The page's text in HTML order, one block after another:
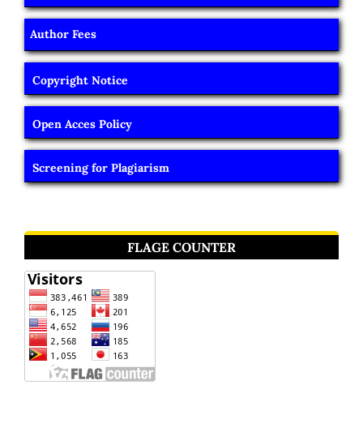
Author Fees
Copyright Notice
Open Acces Policy
Screening for Plagiarism
FLAGE COUNTER